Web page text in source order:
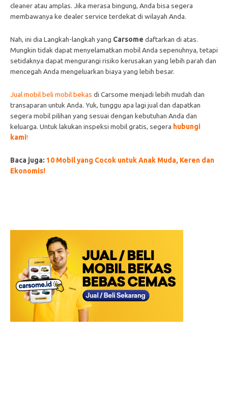
cleaner atau amplas. Jika merasa bingung, Anda bisa segera
membawanya ke dealer service terdekat di wilayah Anda.
Nah, ini dia Langkah-langkah yang Carsome daftarkan di atas.
Mungkin tidak dapat menyelamatkan mobil Anda sepenuhnya, tetapi
setidaknya dapat mengurangi risiko kerusakan yang lebih parah dan
mencegah Anda mengeluarkan biaya yang lebih besar.
Jual mobil beli mobil bekas di Carsome menjadi lebih mudah dan
transaparan untuk Anda. Yuk, tunggu apa lagi jual dan dapatkan
segera mobil pilihan yang sesuai dengan kebutuhan Anda dan
keluarga. Untuk lakukan inspeksi mobil gratis, segera hubungi
kami!
Baca juga: 10 Mobil yang Cocok untuk Anak Muda, Keren dan
Ekonomis!